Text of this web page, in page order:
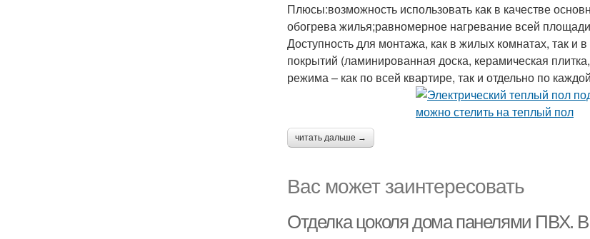
Плюсы:возможность использовать как в качестве
обогрева жилья;равномерное нагревание всей
Доступность для монтажа, как в жилых комнатах, так
покрытий (ламинированная доска, керамическая
режима – как по всей квартире, так и отдельно по
читать дальше →
Вас может заинтересовать
Отделка цоколя дома панелями ПВХ.